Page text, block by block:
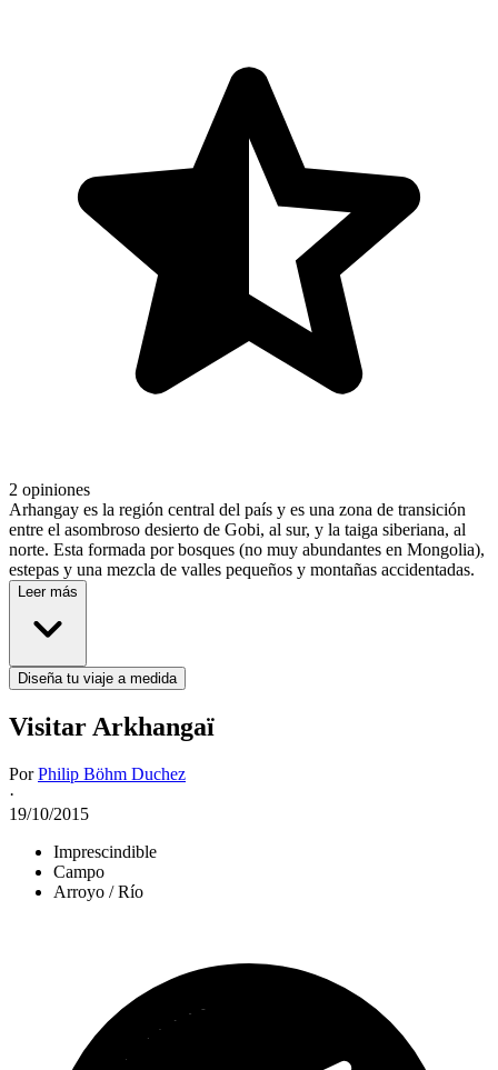
2 opiniones
Arhangay es la región central del país y es una zona de transición
entre el asombroso desierto de Gobi, al sur, y la taiga siberiana, al
norte. Esta formada por bosques (no muy abundantes en Mongolia),
estepas y una mezcla de valles pequeños y montañas accidentadas.
Leer más
Diseña tu viaje a medida
Visitar Arkhangaï
PorPhilip Böhm Duchez
·
19/10/2015
Imprescindible
Campo
Arroyo / Río